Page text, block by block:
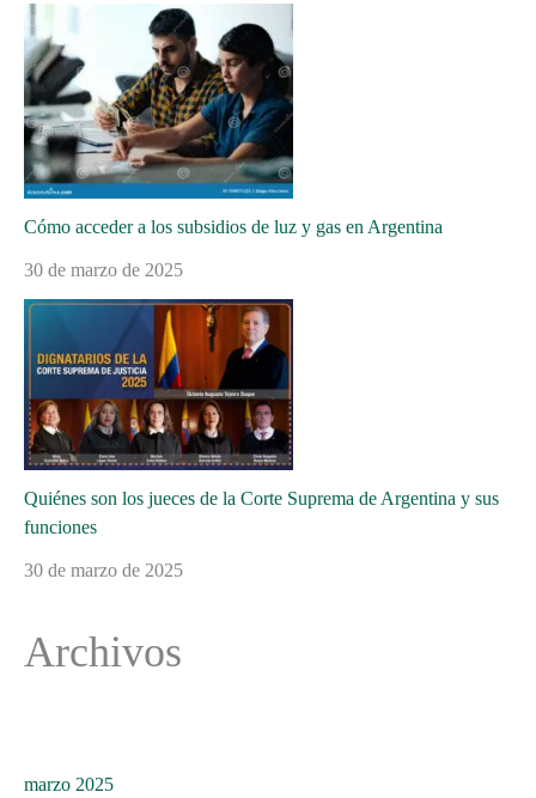
Cómo acceder a los subsidios de luz y gas en Argentina
30 de marzo de 2025
Quiénes son los jueces de la Corte Suprema de Argentina y sus
funciones
30 de marzo de 2025
Archivos
marzo 2025